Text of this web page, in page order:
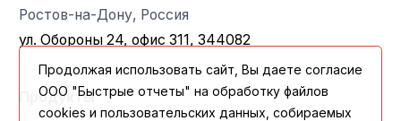
Ростов-на-Дону, Россия
ул. Обороны 24, офис 311, 344082
Продукты
Продолжая использовать сайт, Вы даете согласие
ООО "Быстрые отчеты" на обработку файлов
cookies и пользовательских данных, собираемых